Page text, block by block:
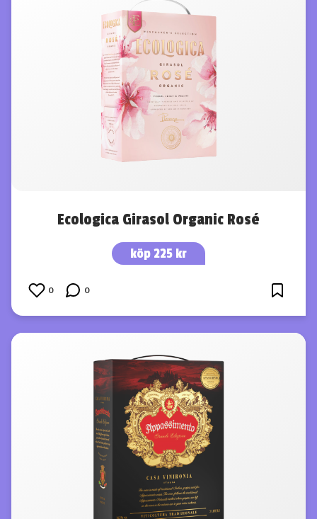
Ecologica Girasol Organic Rosé
köp 225 kr
0 0